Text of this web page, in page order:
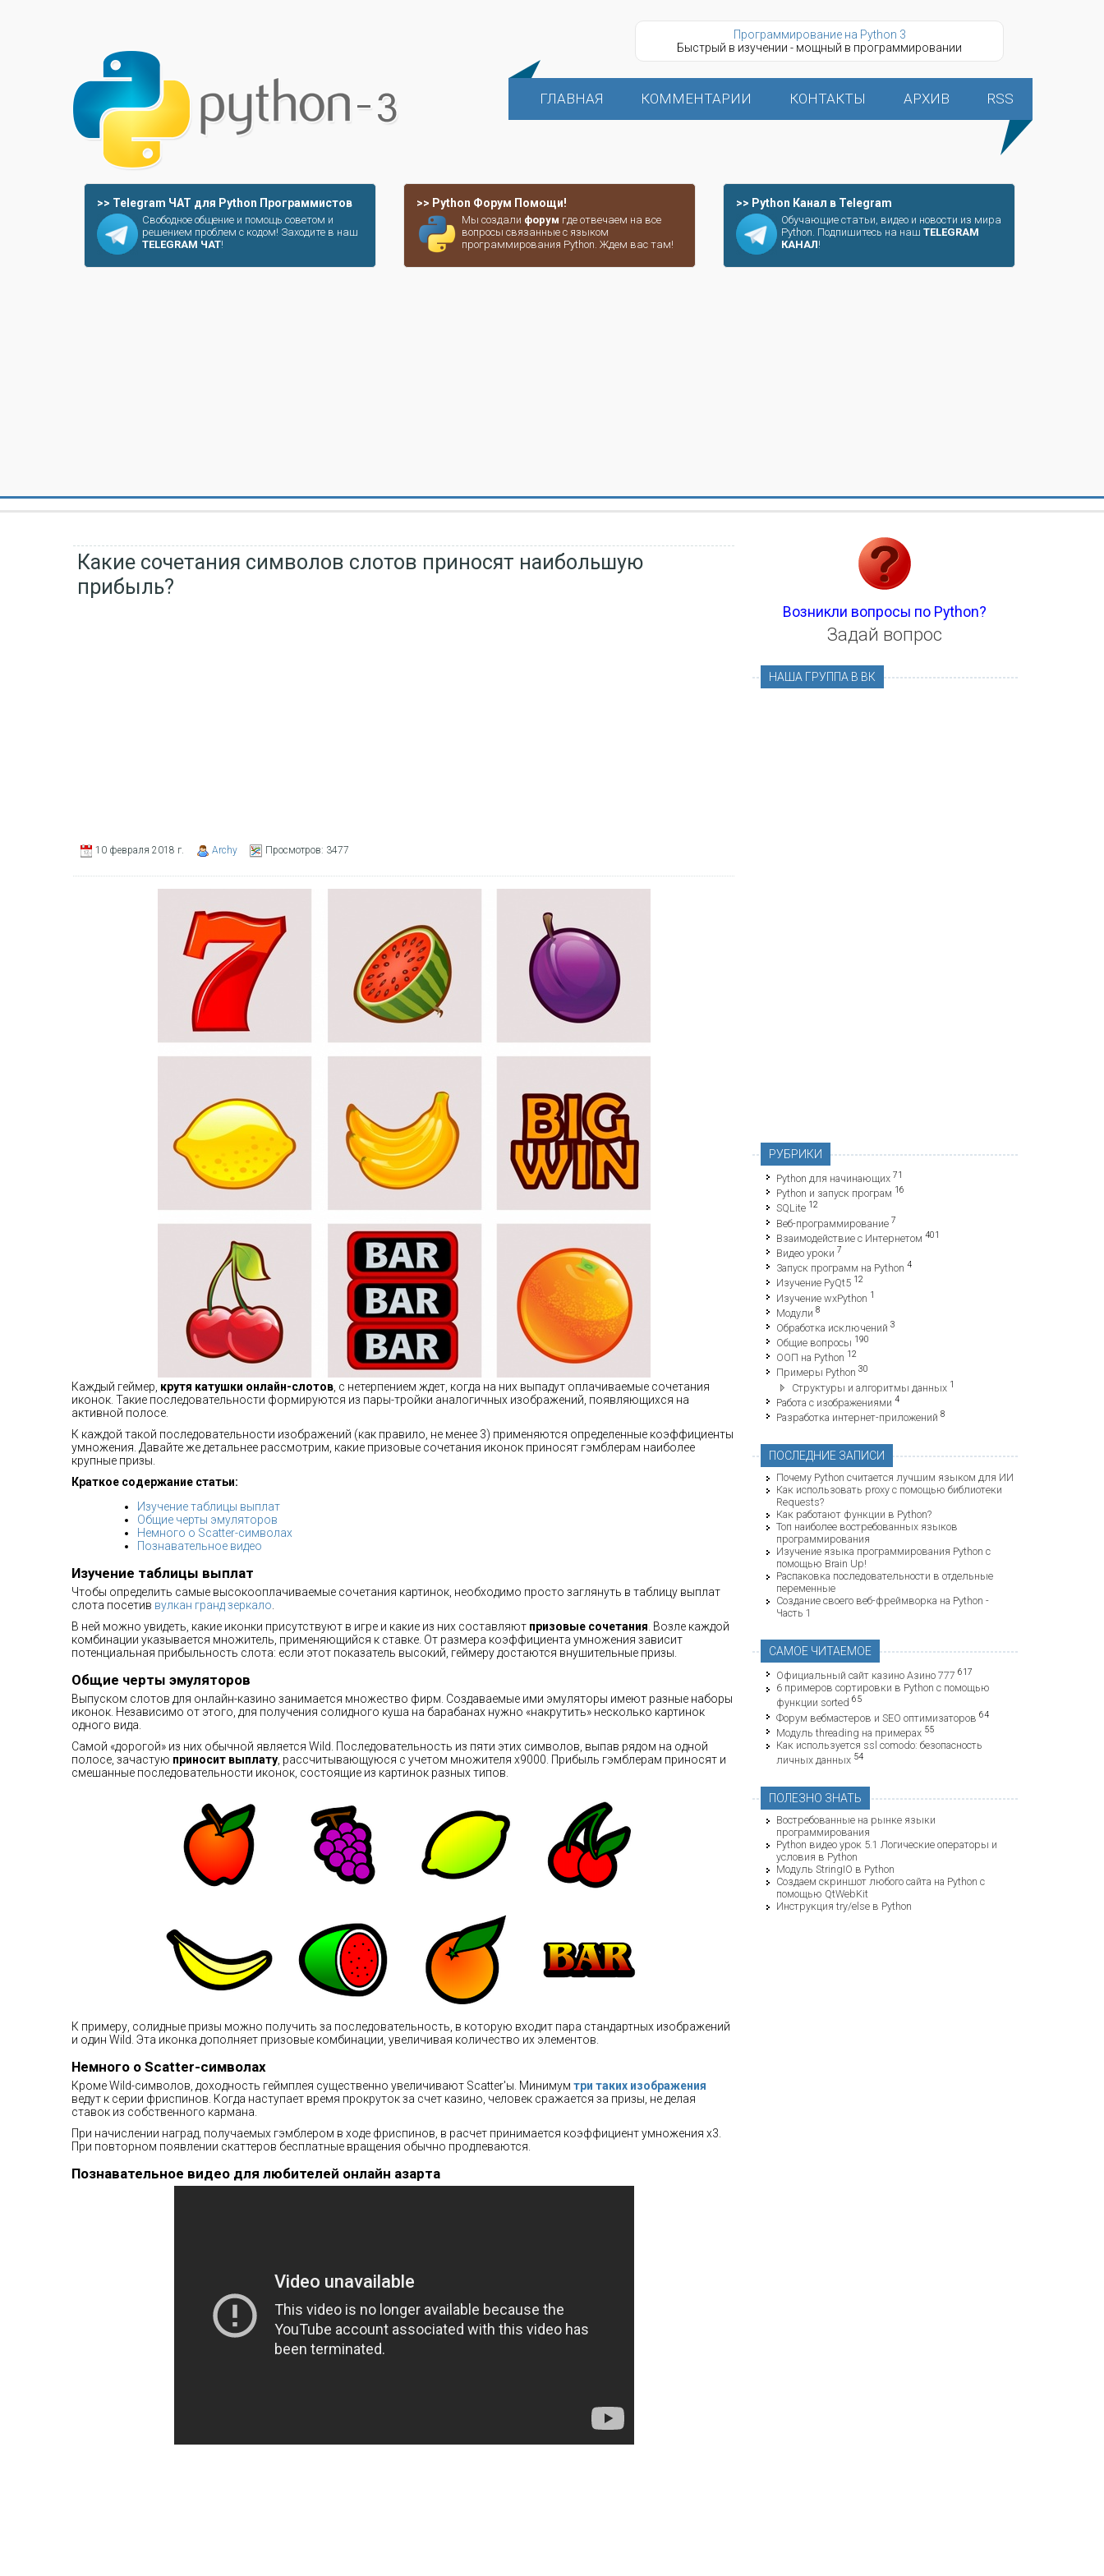
Программирование на Python 3
Быстрый в изучении - мощный в программировании
ГЛАВНАЯ КОММЕНТАРИИ КОНТАКТЫ АРХИВ RSS
>> Telegram ЧАТ для Python Программистов
Свободное общение и помощь советом и
решением проблем с кодом! Заходите в наш
TELEGRAM ЧАТ!
>> Python Форум Помощи!
Мы создали форум где отвечаем на все
вопросы связанные с языком
программирования Python. Ждем вас там!
>> Python Канал в Telegram
Обучающие статьи, видео и новости из мира
Python. Подпишитесь на нашTELEGRAM
КАНАЛ!
Какие сочетания символов слотов приносят наибольшую
прибыль?
10 февраля 2018 г. Archy Просмотров: 3477
Каждый геймер, крутя катушки онлайн-слотов , с нетерпением ждет, когда на них выпадут оплачиваемые сочетания
иконок. Такие последовательности формируются из пары-тройки аналогичных изображений, появляющихся на
активной полосе.
К каждой такой последовательности изображений (как правило, не менее 3) применяются определенные коэффициенты
умножения. Давайте же детальнее рассмотрим, какие призовые сочетания иконок приносят гэмблерам наиболее
крупные призы.
Краткое содержание статьи:
Изучение таблицы выплат
Общие черты эмуляторов
Немного о Scatter-символах
Познавательное видео
Изучение таблицы выплат
Чтобы определить самые высокооплачиваемые сочетания картинок, необходимо просто заглянуть в таблицу выплат
слота посетив вулкан гранд зеркало
В ней можно увидеть, какие иконки присутствуют в игре и какие из них составляют призовые сочетания . Возле каждой
комбинации указывается множитель, применяющийся к ставке. От размера коэффициента умножения зависит
потенциальная прибыльность слота: если этот показатель высокий, геймеру достаются внушительные призы.
Общие черты эмуляторов
Выпуском слотов для онлайн-казино занимается множество фирм. Создаваемые ими эмуляторы имеют разные наборы
иконок. Независимо от этого, для получения солидного куша на барабанах нужно «накрутить» несколько картинок
одного вида.
Самой «дорогой» из них обычной является Wild. Последовательность из пяти этих символов, выпав рядом на одной
полосе, зачастую приносит выплату , рассчитывающуюся с учетом множителя x9000. Прибыль гэмблерам приносят и
смешанные последовательности иконок, состоящие из картинок разных типов.
К примеру, солидные призы можно получить за последовательность, в которую входит пара стандартных изображений
и один Wild. Эта иконка дополняет призовые комбинации, увеличивая количество их элементов.
Немного о Scatter-символах
Кроме Wild-символов, доходность геймплея существенно увеличивают Scatter'ы. Минимум три таких изображения
ведут к серии фриспинов. Когда наступает время прокруток за счет казино, человек сражается за призы, не делая
ставок из собственного кармана.
При начислении наград, получаемых гэмблером в ходе фриспинов, в расчет принимается коэффициент умножения x3.
При повторном появлении скаттеров бесплатные вращения обычно продлеваются.
Познавательное видео для любителей онлайн азарта
Возникли вопросы по Python?
Задай вопрос
НАША ГРУППА В ВК
РУБРИКИ
Python для начинающих 71
Python и запуск програм 16
SQLite 12
Веб-программирование 7
Взаимодействие с Интернетом 401
Видео уроки 7
Запуск программ на Python 4
Изучение PyQt5 12
Изучение wxPython 1
Модули 8
Обработка исключений 3
Общие вопросы 190
ООП на Python 12
Примеры Python 30
Структуры и алгоритмы данных 1
Работа с изображениями 4
Разработка интернет-приложений 8
ПОСЛЕДНИЕ ЗАПИСИ
Почему Python считается лучшим языком для ИИ
Как использовать proxy с помощью библиотеки
Requests?
Как работают функции в Python?
Топ наиболее востребованных языков
программирования
Изучение языка программирования Python с
помощью Brain Up!
Распаковка последовательности в отдельные
переменные
Создание своего веб-фреймворка на Python -
Часть 1
САМОЕ ЧИТАЕМОЕ
Официальный сайт казино Азино 777 617
6 примеров сортировки в Python с помощью
функции sorted 65
Форум вебмастеров и SEO оптимизаторов 64
Модуль threading на примерах 55
Как используется ssl comodo: безопасность
личных данных 54
ПОЛЕЗНО ЗНАТЬ
Востребованные на рынке языки
программирования
Python видео урок 5.1 Логические операторы и
условия в Python
Модуль StringIO в Python
Cоздаем скриншот любого сайта на Python с
помощью QtWebKit
Инструкция try/else в Python